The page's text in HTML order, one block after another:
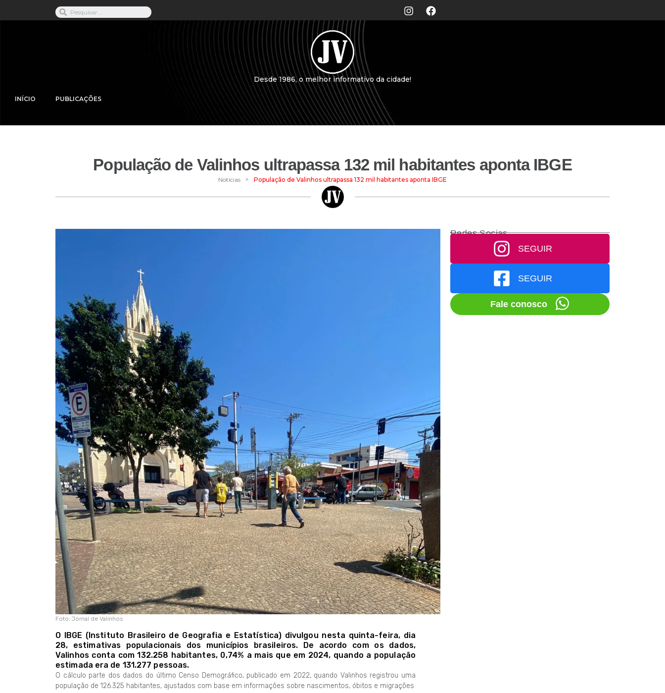
Desde 1986, o melhor informativo da cidade!
INÍCIO PUBLICAÇÕES
População de Valinhos ultrapassa 132 mil habitantes aponta IBGE
Notícias > População de Valinhos ultrapassa 132 mil habitantes aponta IBGE
Foto: Jornal de Valinhos
O IBGE (Instituto Brasileiro de Geografia e Estatística) divulgou nesta quinta-feira, dia
28, estimativas populacionais dos municípios brasileiros. De acordo com os dados,
Valinhos conta com 132.258 habitantes, 0,74% a mais que em 2024, quando a população
estimada era de 131.277 pessoas.
O cálculo parte dos dados do último Censo Demográfico, publicado em 2022, quando Valinhos registrou uma
população de 126.325 habitantes, ajustados com base em informações sobre nascimentos, óbitos e migrações
Redes Socias
SEGUIR
SEGUIR
Fale conosco